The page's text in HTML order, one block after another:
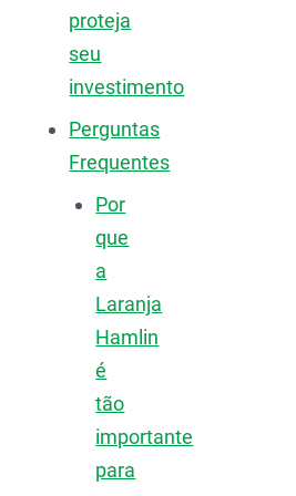
proteja
seu
investimento
Perguntas
Frequentes
Por
que
a
Laranja
Hamlin
é
tão
importante
para